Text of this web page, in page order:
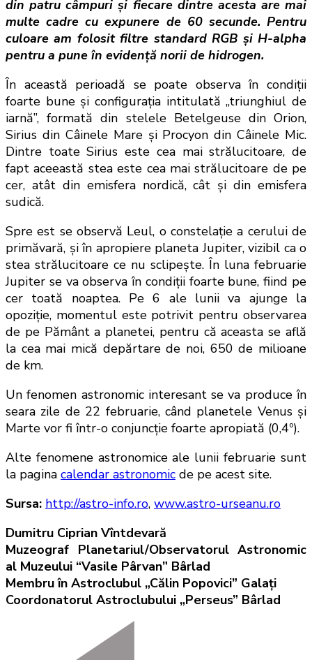
din patru câmpuri şi fiecare dintre acesta are mai
multe cadre cu expunere de 60 secunde. Pentru
culoare am folosit filtre standard RGB şi H-alpha
pentru a pune în evidenţă norii de hidrogen.
În această perioadă se poate observa în condiţii
foarte bune şi configuraţia intitulată „triunghiul de
iarnă”, formată din stelele Betelgeuse din Orion,
Sirius din Câinele Mare şi Procyon din Câinele Mic.
Dintre toate Sirius este cea mai strălucitoare, de
fapt aceeastă stea este cea mai strălucitoare de pe
cer, atât din emisfera nordică, cât şi din emisfera
sudică.
Spre est se observă Leul, o constelaţie a cerului de
primăvară, şi în apropiere planeta Jupiter, vizibil ca o
stea strălucitoare ce nu sclipeşte. În luna februarie
Jupiter se va observa în condiţii foarte bune, fiind pe
cer toată noaptea. Pe 6 ale lunii va ajunge la
opoziţie, momentul este potrivit pentru observarea
de pe Pământ a planetei, pentru că aceasta se află
la cea mai mică depărtare de noi, 650 de milioane
de km.
Un fenomen astronomic interesant se va produce în
seara zile de 22 februarie, când planetele Venus şi
Marte vor fi într-o conjuncţie foarte apropiată (0,4º).
Alte fenomene astronomice ale lunii februarie sunt
la pagina calendar astronomic de pe acest site.
Sursa: http://astro-info.ro, www.astro-urseanu.ro
Dumitru Ciprian Vîntdevară
Muzeograf Planetariul/Observatorul Astronomic
al Muzeului “Vasile Pârvan” Bârlad
Membru în Astroclubul „Călin Popovici” Galaţi
Coordonatorul Astroclubului „Perseus” Bârlad